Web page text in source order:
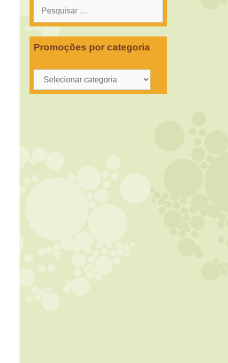
Pesquisar
Promoções por categoria
Promoções
por